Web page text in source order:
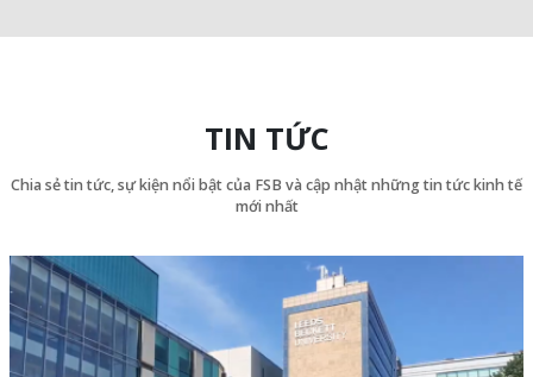
TIN TỨC
Chia sẻ tin tức, sự kiện nổi bật của FSB và cập nhật những tin tức kinh tế
mới nhất